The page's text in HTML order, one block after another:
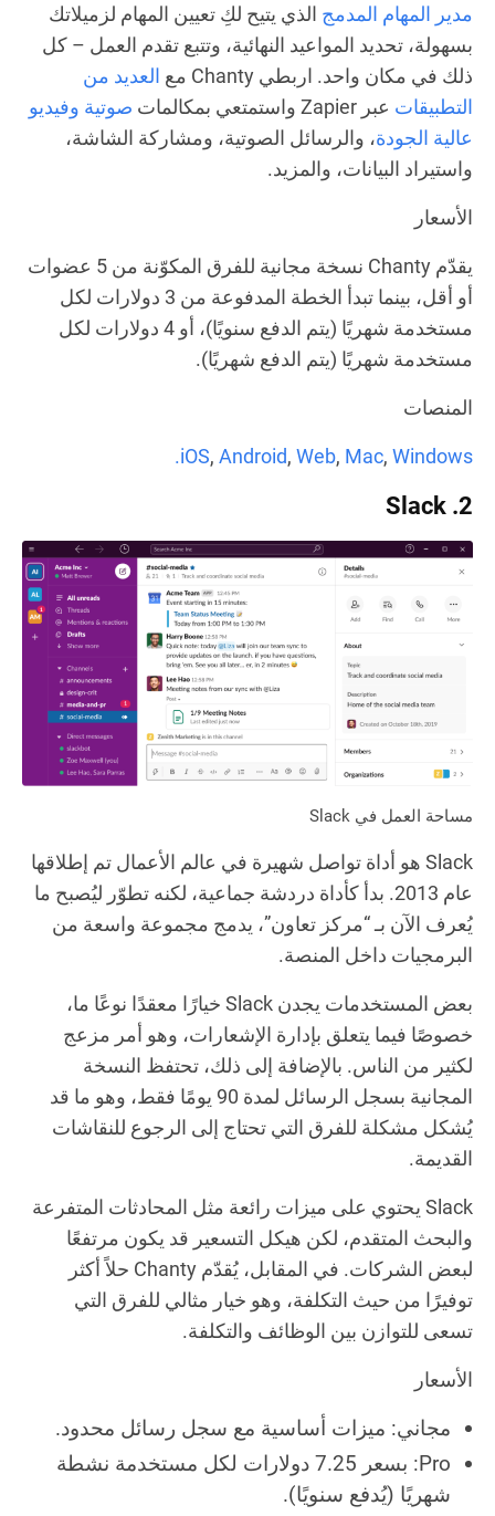
مدير المهام المدمج الذي يتيح لكِ تعيين المهام لزميلاتك
بسهولة، تحديد المواعيد النهائية، وتتبع تقدم العمل – كل
ذلك في مكان واحد. اربطي Chanty مع
العديد من
التطبيقات عبر Zapier واستمتعي بمكالمات
صوتية وفيديو
عالية الجودة، والرسائل الصوتية، ومشاركة الشاشة،
واستيراد البيانات، والمزيد.
الأسعار
يقدّم Chanty نسخة مجانية للفرق المكوّنة من 5 عضوات
أو أقل، بينما تبدأ الخطة المدفوعة من 3 دولارات لكل
مستخدمة شهريًا (يتم الدفع سنويًا)، أو 4 دولارات لكل
مستخدمة شهريًا (يتم الدفع شهريًا).
المنصات
iOS, Android, Web, Mac, Windows.
2. Slack
مساحة العمل في Slack
Slack هو أداة تواصل شهيرة في عالم الأعمال تم إطلاقها
عام 2013. بدأ كأداة دردشة جماعية، لكنه تطوّر ليُصبح ما
يُعرف الآن بـ “مركز تعاون”، يدمج مجموعة واسعة من
البرمجيات داخل المنصة.
بعض المستخدمات يجدن Slack خيارًا معقدًا نوعًا ما،
خصوصًا فيما يتعلق بإدارة الإشعارات، وهو أمر مزعج
لكثير من الناس. بالإضافة إلى ذلك، تحتفظ النسخة
المجانية بسجل الرسائل لمدة 90 يومًا فقط، وهو ما قد
يُشكل مشكلة للفرق التي تحتاج إلى الرجوع للنقاشات
القديمة.
Slack يحتوي على ميزات رائعة مثل المحادثات المتفرعة
والبحث المتقدم، لكن هيكل التسعير قد يكون مرتفعًا
لبعض الشركات. في المقابل، يُقدّم Chanty حلاً أكثر
توفيرًا من حيث التكلفة، وهو خيار مثالي للفرق التي
تسعى للتوازن بين الوظائف والتكلفة.
الأسعار
مجاني: ميزات أساسية مع سجل رسائل محدود.
Pro: بسعر 7.25 دولارات لكل مستخدمة نشطة
شهريًا (يُدفع سنويًا).